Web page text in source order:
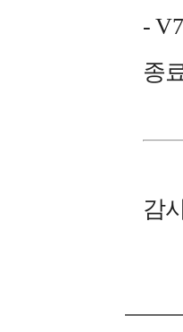
-
종
감